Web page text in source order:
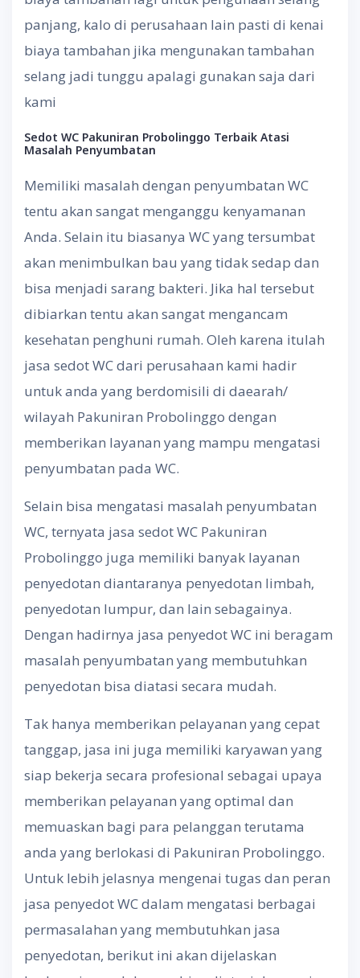
panjang, kalo di perusahaan lain pasti di kenai
biaya tambahan jika mengunakan tambahan
selang jadi tunggu apalagi gunakan saja dari
kami
Sedot WC Pakuniran Probolinggo Terbaik Atasi
Masalah Penyumbatan
Memiliki masalah dengan penyumbatan WC
tentu akan sangat menganggu kenyamanan
Anda. Selain itu biasanya WC yang tersumbat
akan menimbulkan bau yang tidak sedap dan
bisa menjadi sarang bakteri. Jika hal tersebut
dibiarkan tentu akan sangat mengancam
kesehatan penghuni rumah. Oleh karena itulah
jasa sedot WC dari perusahaan kami hadir
untuk anda yang berdomisili di daearah/
wilayah Pakuniran Probolinggo dengan
memberikan layanan yang mampu mengatasi
penyumbatan pada WC.
Selain bisa mengatasi masalah penyumbatan
WC, ternyata jasa sedot WC Pakuniran
Probolinggo juga memiliki banyak layanan
penyedotan diantaranya penyedotan limbah,
penyedotan lumpur, dan lain sebagainya.
Dengan hadirnya jasa penyedot WC ini beragam
masalah penyumbatan yang membutuhkan
penyedotan bisa diatasi secara mudah.
Tak hanya memberikan pelayanan yang cepat
tanggap, jasa ini juga memiliki karyawan yang
siap bekerja secara profesional sebagai upaya
memberikan pelayanan yang optimal dan
memuaskan bagi para pelanggan terutama
anda yang berlokasi di Pakuniran Probolinggo.
Untuk lebih jelasnya mengenai tugas dan peran
jasa penyedot WC dalam mengatasi berbagai
permasalahan yang membutuhkan jasa
penyedotan, berikut ini akan dijelaskan